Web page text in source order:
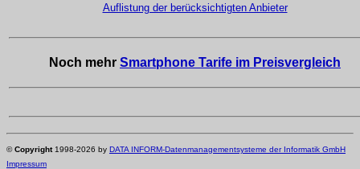
Auflistung der berücksichtigten Anbieter
Noch mehr Smartphone Tarife im Preisvergleich
©Copyright1998-2026 by DATA INFORM-Datenmanagementsysteme der Informatik GmbH
Impressum